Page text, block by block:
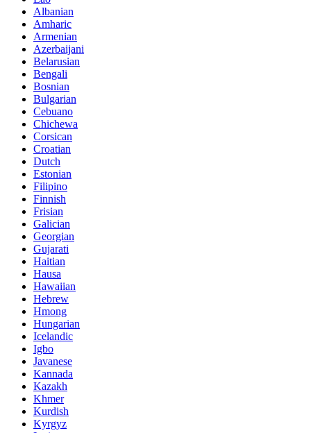
Albanian
Amharic
Armenian
Azerbaijani
Belarusian
Bengali
Bosnian
Bulgarian
Cebuano
Chichewa
Corsican
Croatian
Dutch
Estonian
Filipino
Finnish
Frisian
Galician
Georgian
Gujarati
Haitian
Hausa
Hawaiian
Hebrew
Hmong
Hungarian
Icelandic
Igbo
Javanese
Kannada
Kazakh
Khmer
Kurdish
Kyrgyz